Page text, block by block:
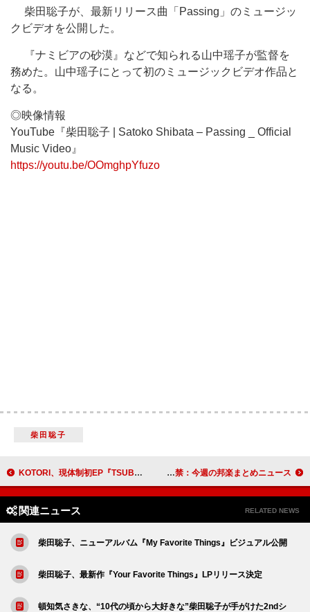
柴田聡子が、最新リリース曲「Passing」のミュージッ
クビデオを公開した。
『ナミビアの砂漠』などで知られる山中瑶子が監督を
務めた。山中瑶子にとって初のミュージックビデオ作品と
なる。
◎映像情報
YouTube『柴田聡子 | Satoko Shibata – Passing _ Official
Music Video』
https://youtu.be/OOmghpYfuzo
柴田聡子
KOTORI、現体制初EP『TSUBASA』詳細発表 ミセス＆Snow Manが総合2連覇、【コーチェラ】出演XGがグローバル上昇、KinKi Kidsサブスク解禁：今週の邦楽まとめニュース
関連ニュース RELATED NEWS
柴田聡子、ニューアルバム『My Favorite Things』ビジュアル公開
柴田聡子、最新作『Your Favorite Things』LPリリース決定
頓知気さきな、“10代の頃から大好きな”柴田聡子が手がけた2ndシ